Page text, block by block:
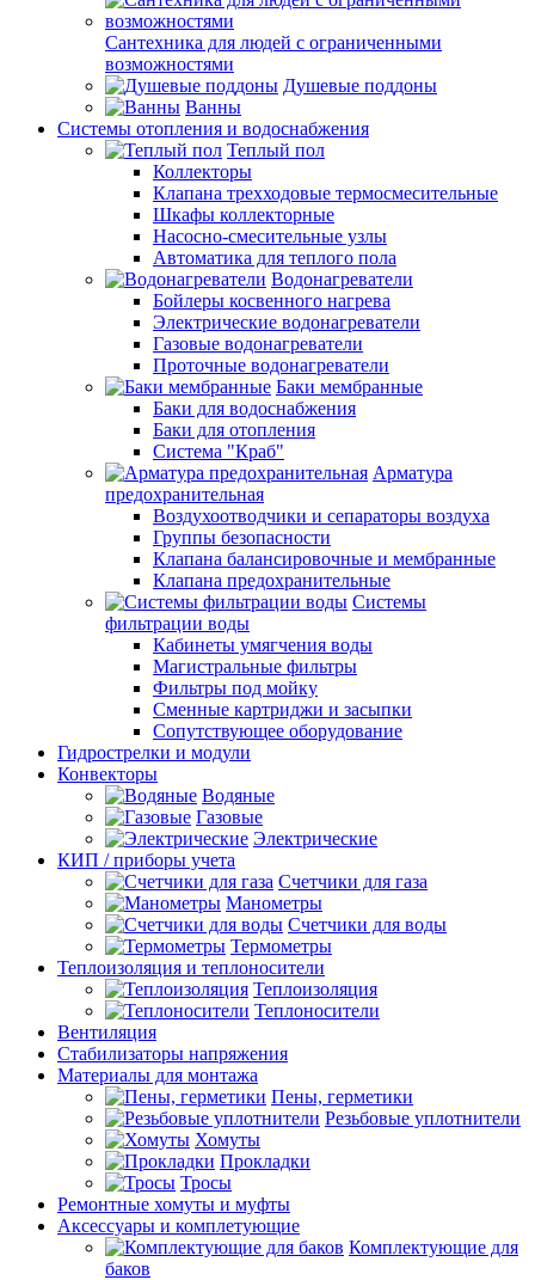
Сантехника для людей с ограниченными
возможностями
Душевые поддоны
Ванны
Системы отопления и водоснабжения
Теплый пол
Коллекторы
Клапана трехходовые термосмесительные
Шкафы коллекторные
Насосно-смесительные узлы
Автоматика для теплого пола
Водонагреватели
Бойлеры косвенного нагрева
Электрические водонагреватели
Газовые водонагреватели
Проточные водонагреватели
Баки мембранные
Баки для водоснабжения
Баки для отопления
Система "Краб"
Арматура
предохранительная
Воздухоотводчики и сепараторы воздуха
Группы безопасности
Клапана балансировочные и мембранные
Клапана предохранительные
Системы
фильтрации воды
Кабинеты умягчения воды
Магистральные фильтры
Фильтры под мойку
Сменные картриджи и засыпки
Сопутствующее оборудование
Гидрострелки и модули
Конвекторы
Водяные
Газовые
Электрические
КИП / приборы учета
Счетчики для газа
Манометры
Счетчики для воды
Термометры
Теплоизоляция и теплоносители
Теплоизоляция
Теплоносители
Вентиляция
Стабилизаторы напряжения
Материалы для монтажа
Пены, герметики
Резьбовые уплотнители
Хомуты
Прокладки
Тросы
Ремонтные хомуты и муфты
Аксессуары и комплетующие
Комплектующие для
баков